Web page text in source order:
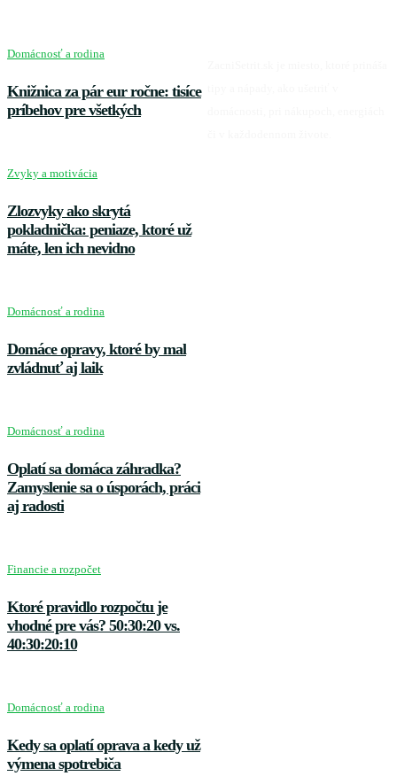
Domácnosť a rodina
Knižnica za pár eur ročne: tisíce
príbehov pre všetkých
Zvyky a motivácia
Zlozvyky ako skrytá
pokladnička: peniaze, ktoré už
máte, len ich nevidno
Domácnosť a rodina
Domáce opravy, ktoré by mal
zvládnuť aj laik
Domácnosť a rodina
Oplatí sa domáca záhradka?
Zamyslenie sa o úsporách, práci
aj radosti
Financie a rozpočet
Ktoré pravidlo rozpočtu je
vhodné pre vás? 50:30:20 vs.
40:30:20:10
Domácnosť a rodina
Kedy sa oplatí oprava a kedy už
výmena spotrebiča